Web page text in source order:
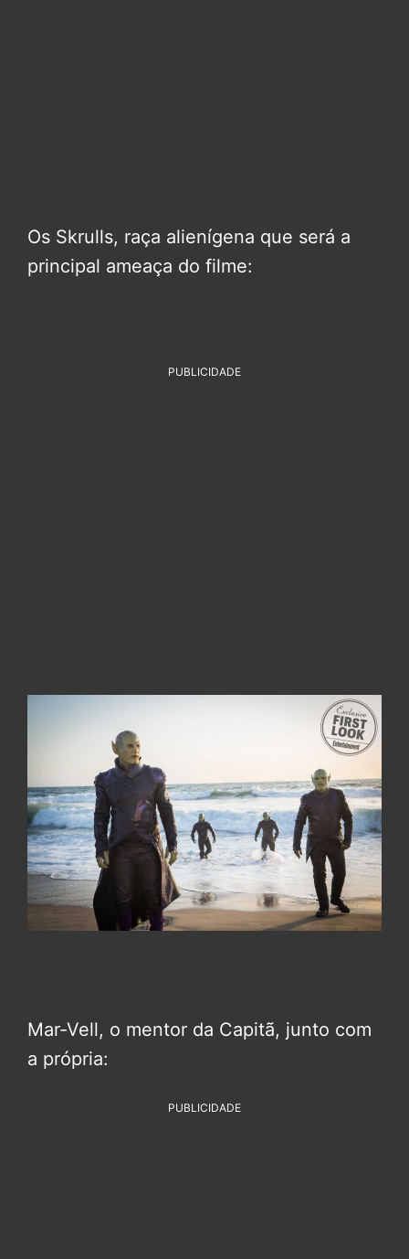
Os Skrulls, raça alienígena que será a
principal ameaça do filme:
PUBLICIDADE
Mar-Vell, o mentor da Capitã, junto com
a própria:
PUBLICIDADE